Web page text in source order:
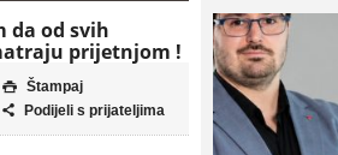
da od svih
prijetnjom !
 Štampaj
 Podijeli s prijateljima